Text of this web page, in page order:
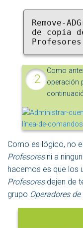
Remove-
de copia
Profesores
Como
operación
Como es lógico, no
Profesoresni a
hacemos es que los
Profesoresdejen de
grupo Operadores